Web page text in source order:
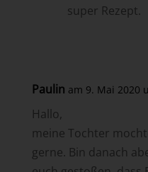
super Rezept.
Paulin am 9. Mai 2020
Hallo,
meine Tochter
gerne. Bin danach